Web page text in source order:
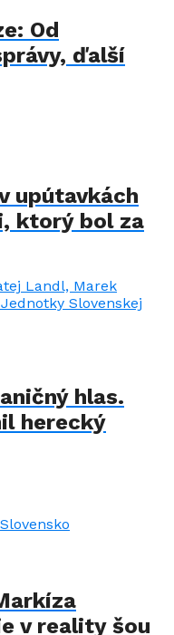
Od
ďalší
upútavkách
ktorý bol za
hlas.
herecký
v reality šou